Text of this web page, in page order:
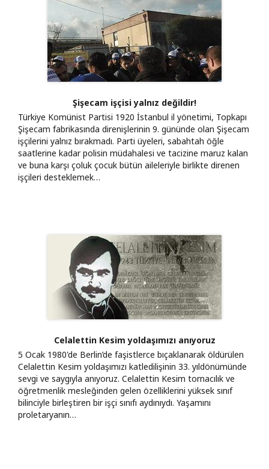
Şişecam işçisi yalnız değildir!
Türkiye Komünist Partisi 1920 İstanbul il yönetimi, Topkapı
Şişecam fabrikasında direnişlerinin 9. gününde olan Şişecam
işçilerini yalnız bırakmadı. Parti üyeleri, sabahtah öğle
saatlerine kadar polisin müdahalesi ve tacizine maruz kalan
ve buna karşı çoluk çocuk bütün aileleriyle birlikte direnen
işçileri desteklemek…
Celalettin Kesim yoldaşımızı anıyoruz
5 Ocak 1980'de Berlin’de faşistlerce bıçaklanarak öldürülen
Celalettin Kesim yoldaşımızı katledilişinin 33. yıldönümünde
sevgi ve saygıyla anıyoruz. Celalettin Kesim tornacılık ve
öğretmenlik mesleğinden gelen özelliklerini yüksek sınıf
bilinciyle birleştiren bir işçi sınıfı aydınıydı. Yaşamını
proletaryanın…